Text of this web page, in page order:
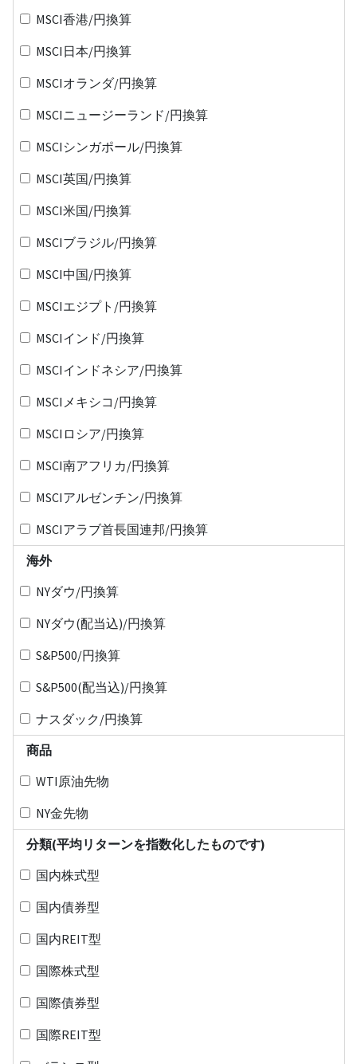
MSCI香港/円換算
MSCI日本/円換算
MSCIオランダ/円換算
MSCIニュージーランド/円換算
MSCIシンガポール/円換算
MSCI英国/円換算
MSCI米国/円換算
MSCIブラジル/円換算
MSCI中国/円換算
MSCIエジプト/円換算
MSCIインド/円換算
MSCIインドネシア/円換算
MSCIメキシコ/円換算
MSCIロシア/円換算
MSCI南アフリカ/円換算
MSCIアルゼンチン/円換算
MSCIアラブ首長国連邦/円換算
海外
NYダウ/円換算
NYダウ(配当込)/円換算
S&P500/円換算
S&P500(配当込)/円換算
ナスダック/円換算
商品
WTI原油先物
NY金先物
分類(平均リターンを指数化したものです)
国内株式型
国内債券型
国内REIT型
国際株式型
国際債券型
国際REIT型